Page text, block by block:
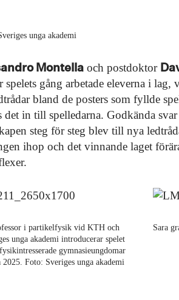
unga akademi
Montella och postdoktor
spelets gång arbetade eleverna i
bland de posters som fyllde
det in till spelledarna. Godkända
steg för steg blev till nya
ihop och det vinnande laget
i partikelfysik vid KTH och
unga akademi introducerar spelet
gymnasieungdomar
Foto: Sveriges unga akademi
Sara